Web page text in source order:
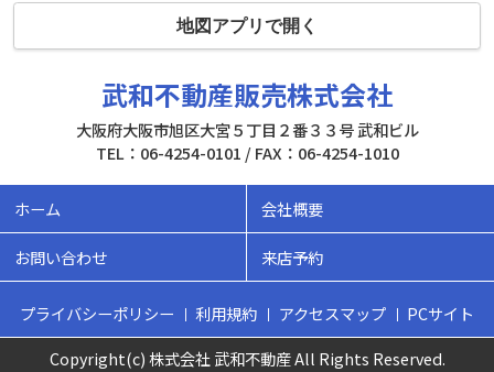
地図アプリで開く
武和不動産販売株式会社
大阪府大阪市旭区大宮５丁目２番３３号 武和ビル
TEL：06-4254-0101 / FAX：06-4254-1010
ホーム 会社概要
お問い合わせ 来店予約
プライバシーポリシー 利用規約 アクセスマップ
PCサイト
Copyright(c) 株式会社 武和不動産 All Rights Reserved.